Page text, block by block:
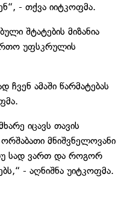
- თქვა იიტკოფმა.
შტატების მიზანია
უფსკრულის
ამაში წარმატებას
იცავს თავის
მნიშვნელოვანი
სად ვართ და როგორ
- აღნიშნა უიტკოფმა.